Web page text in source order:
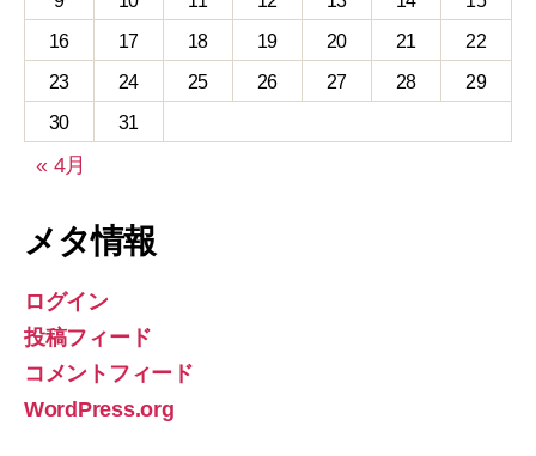
16
17 18 19 20 21
22
23
24 25 26 27 28
29
30
31
« 4月
メタ情報
ログイン
投稿フィード
コメントフィード
WordPress.org